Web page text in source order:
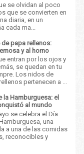
se olvidan al poco
que se convierten en
diaria, en un
cada ma...
papa rellenos:
y al horno
entran por los ojos y
se quedan en tu
Los nidos de
pertenecen a ...
la Hamburguesa: el
al mundo
se celebra el Día
una
a una de las comidas
reconocibles y